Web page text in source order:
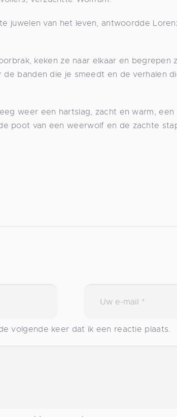
juwelen van het leven, antwoordde
keken ze naar elkaar en begrepen
banden die je smeedt en de verhalen
weer een hartslag, zacht en warm, een
poot van een weerwolf en de zachte
volgende keer dat ik een reactie plaats.